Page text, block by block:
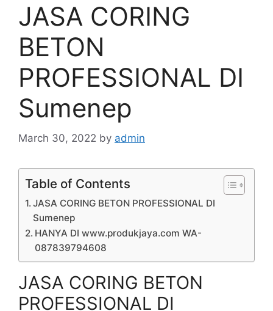
JASA CORING
BETON
PROFESSIONAL DI
Sumenep
March 30, 2022 by admin
Table of Contents
JASA CORING BETON PROFESSIONAL DI
Sumenep
HANYA DI www.produkjaya.com WA-
087839794608
JASA CORING BETON
PROFESSIONAL DI